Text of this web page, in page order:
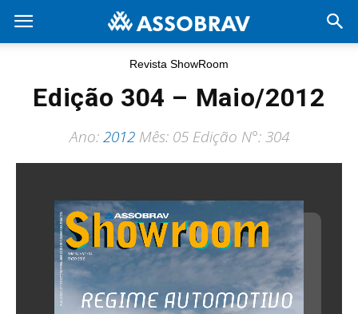
Revista ShowRoom
Edição 304 – Maio/2012
Ano:2012Mês: 05 Edição N°: 304